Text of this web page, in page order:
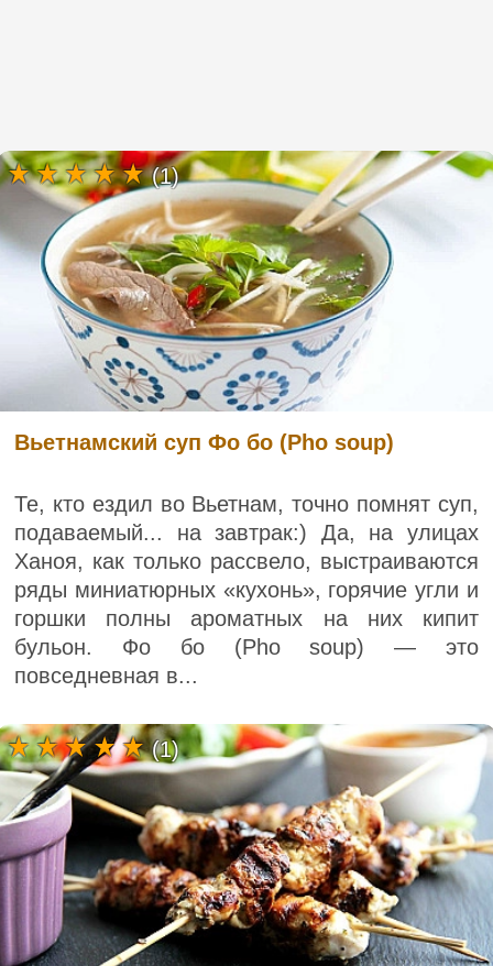
Вьетнамский суп Фо бо (Pho soup)
Те, кто ездил во Вьетнам, точно помнят суп,
подаваемый... на завтрак:) Да, на улицах
Ханоя, как только рассвело, выстраиваются
ряды миниатюрных «кухонь», горячие угли и
горшки полны ароматных на них кипит
бульон. Фо бо (Pho soup) — это
повседневная в...
(1)
(1)